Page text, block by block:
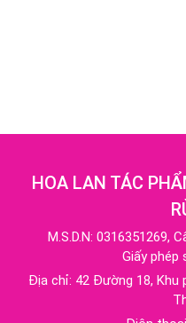
HOA LAN TÁC
M.S.D.N: 0316351269,
Giấy phép
Địa chỉ: 42 Đường 18, Khu